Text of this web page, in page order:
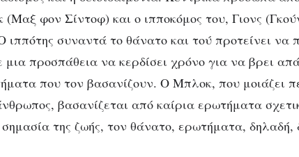
φον Σίντοφ) και ο ιπποκόμος του, Γιονς
συναντά το θάνατο και τού προτείνει να
μια προσπάθεια να κερδίσει χρόνο για να βρει
που τον βασανίζουν. Ο Μπλοκ, που μοιάζει
βασανίζεται από καίρια ερωτήματα
της ζωής, τον θάνατο, ερωτήματα, δηλαδή,